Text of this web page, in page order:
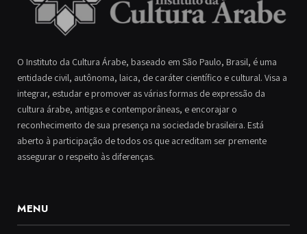
O Instituto da Cultura Árabe, baseado em São Paulo, Brasil, é uma
entidade civil, autônoma, laica, de caráter científico e cultural. Visa a
integrar, estudar e promover as várias formas de expressão da
cultura árabe, antigas e contemporâneas, e encorajar o
reconhecimento de sua presença na sociedade brasileira. Está
aberto à participação de todos os que acreditam ser premente
assegurar o respeito às diferenças.
MENU